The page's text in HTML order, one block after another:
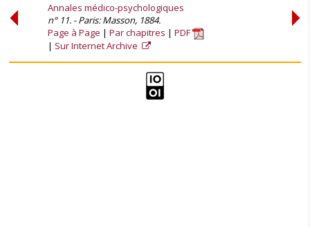
Annales médico-psychologiques
n° 11. - Paris: Masson, 1884.
Page à Page
Par chapitres
PDF
Sur Internet Archive